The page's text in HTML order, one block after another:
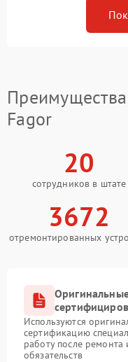
Fagor
20
сотрудников в штате
3672
отремонтированных
Используются
сертификацию
работу после
обязательств